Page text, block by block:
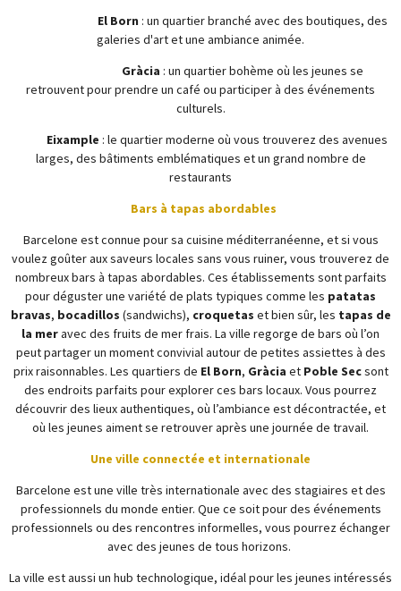
El Born : un quartier branché avec des boutiques, des
galeries d'art et une ambiance animée.
Gràcia : un quartier bohème où les jeunes se
retrouvent pour prendre un café ou participer à des événements
culturels.
Eixample : le quartier moderne où vous trouverez des avenues
larges, des bâtiments emblématiques et un grand nombre de
restaurants
Bars à tapas abordables
Barcelone est connue pour sa cuisine méditerranéenne, et si vous
voulez goûter aux saveurs locales sans vous ruiner, vous trouverez de
nombreux bars à tapas abordables. Ces établissements sont parfaits
pour déguster une variété de plats typiques comme les patatas
bravas, bocadillos (sandwichs), croquetas et bien sûr, les tapas de
la meravec des fruits de mer frais. La ville regorge de bars où l’on
peut partager un moment convivial autour de petites assiettes à des
prix raisonnables. Les quartiers de El Born, Gràcia et Poble Secsont
des endroits parfaits pour explorer ces bars locaux. Vous pourrez
découvrir des lieux authentiques, où l’ambiance est décontractée, et
où les jeunes aiment se retrouver après une journée de travail.
Une ville connectée et internationale
Barcelone est une ville très internationale avec des stagiaires et des
professionnels du monde entier. Que ce soit pour des événements
professionnels ou des rencontres informelles, vous pourrez échanger
avec des jeunes de tous horizons.
La ville est aussi un hub technologique, idéal pour les jeunes intéressés